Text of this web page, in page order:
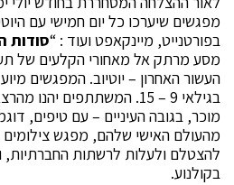
מפגשים שיערכו כל יום חמישי עם
בפורטנייט, מיינקאפט ועוד : “סודות
מסע מרתק אל מאחורי הקלעים של
העשור האחרון – יוטיוב. המפגשים
בגילאי 9 – 15. המשתתפים
מוכר, בגובה העיניים – עם טיפים,
מהעולם האישי שלהם, מפגש צילומים
להצטלם ולעלות לרשתות
בקולנוע.